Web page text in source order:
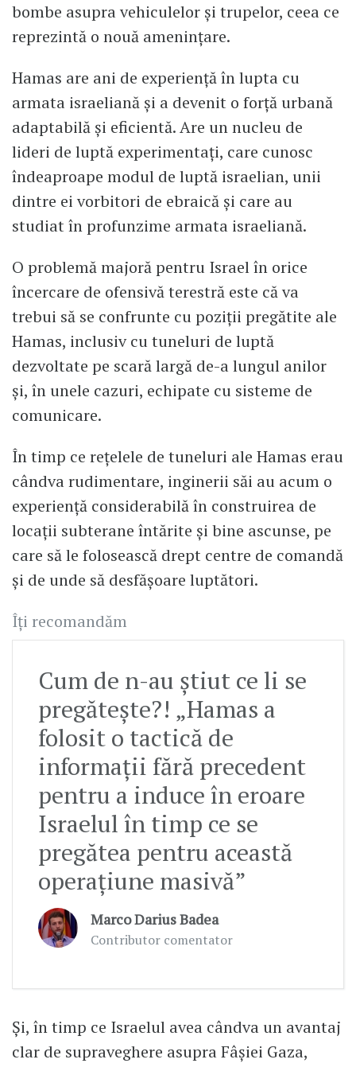
bombe asupra vehiculelor și trupelor, ceea ce
reprezintă o nouă amenințare.
Hamas are ani de experiență în lupta cu
armata israeliană și a devenit o forță urbană
adaptabilă și eficientă. Are un nucleu de
lideri de luptă experimentați, care cunosc
îndeaproape modul de luptă israelian, unii
dintre ei vorbitori de ebraică și care au
studiat în profunzime armata israeliană.
O problemă majoră pentru Israel în orice
încercare de ofensivă terestră este că va
trebui să se confrunte cu poziții pregătite ale
Hamas, inclusiv cu tuneluri de luptă
dezvoltate pe scară largă de-a lungul anilor
și, în unele cazuri, echipate cu sisteme de
comunicare.
În timp ce rețelele de tuneluri ale Hamas erau
cândva rudimentare, inginerii săi au acum o
experiență considerabilă în construirea de
locații subterane întărite și bine ascunse, pe
care să le folosească drept centre de comandă
și de unde să desfășoare luptători.
Îți recomandăm
Cum de n-au știut ce li se
pregătește?! „Hamas a
folosit o tactică de
informaţii fără precedent
pentru a induce în eroare
Israelul în timp ce se
pregătea pentru această
operaţiune masivă”
Marco Darius Badea
Contributor comentator
Și, în timp ce Israelul avea cândva un avantaj
clar de supraveghere asupra Fâșiei Gaza,